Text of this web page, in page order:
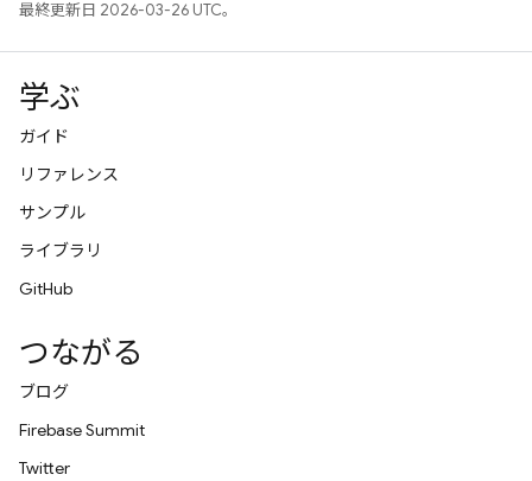
最終更新日 2026-03-26 UTC。
学ぶ
ガイド
リファレンス
サンプル
ライブラリ
GitHub
つながる
ブログ
Firebase Summit
Twitter